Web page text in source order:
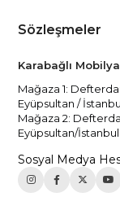
Sözleşmeler
Karabağlı
Mağaza 1:
Eyüpsultan /
Mağaza 2:
Eyüpsultan/İstanbul
Sosyal Medya